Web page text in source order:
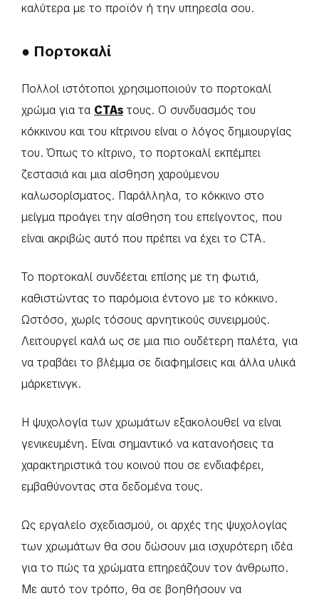
καλύτερα με το προϊόν ή την υπηρεσία σου.
● Πορτοκαλί
Πολλοί ιστότοποι χρησιμοποιούν το πορτοκαλί
χρώμα για τα CTAs τους. Ο συνδυασμός του
κόκκινου και του κίτρινου είναι ο λόγος δημιουργίας
του. Όπως το κίτρινο, το πορτοκαλί εκπέμπει
ζεστασιά και μια αίσθηση χαρούμενου
καλωσορίσματος. Παράλληλα, το κόκκινο στο
μείγμα προάγει την αίσθηση του επείγοντος, που
είναι ακριβώς αυτό που πρέπει να έχει το CTA.
Το πορτοκαλί συνδέεται επίσης με τη φωτιά,
καθιστώντας το παρόμοια έντονο με το κόκκινο.
Ωστόσο, χωρίς τόσους αρνητικούς συνειρμούς.
Λειτουργεί καλά ως σε μια πιο ουδέτερη παλέτα, για
να τραβάει το βλέμμα σε διαφημίσεις και άλλα υλικά
μάρκετινγκ.
Η ψυχολογία των χρωμάτων εξακολουθεί να είναι
γενικευμένη. Είναι σημαντικό να κατανοήσεις τα
χαρακτηριστικά του κοινού που σε ενδιαφέρει,
εμβαθύνοντας στα δεδομένα τους.
Ως εργαλείο σχεδιασμού, οι αρχές της ψυχολογίας
των χρωμάτων θα σου δώσουν μια ισχυρότερη ιδέα
για το πώς τα χρώματα επηρεάζουν τον άνθρωπο.
Με αυτό τον τρόπο, θα σε βοηθήσουν να